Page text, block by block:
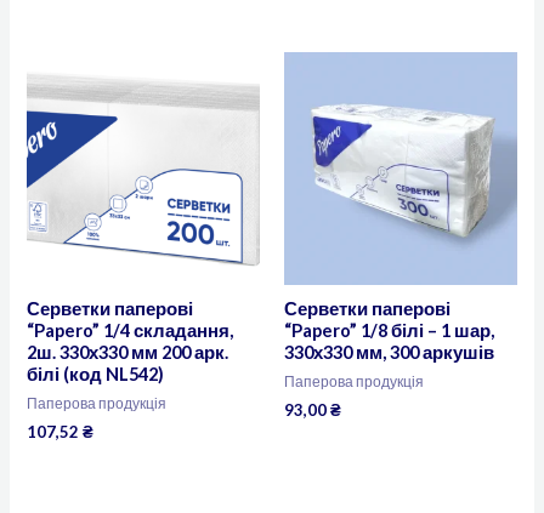
Серветки паперові
“Papero” 1/4 складання,
2ш. 330х330 мм 200 арк.
білі (код NL542)
Паперова продукція
107,52₴
Серветки паперові
“Papero” 1/8 білі – 1 шар,
330х330 мм, 300 аркушів
Паперова продукція
93,00₴